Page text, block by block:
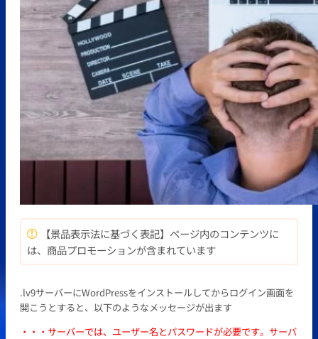
【景品表示法に基づく表記】ページ内のコンテンツに
は、商品プロモーションが含まれています
.lv9サーバーにWordPressをインストールしてからログイン画面を
開こうとすると、以下のようなメッセージが出ます
・・・サーバーでは、ユーザー名とパスワードが必要です。サーバ